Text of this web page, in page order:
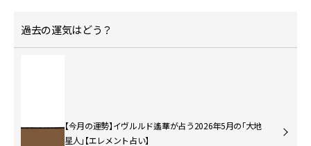
過去の運気はどう？
【今月の運勢】イヴルルド遙華が占う2026年5月の「大地
星人」【エレメント占い】